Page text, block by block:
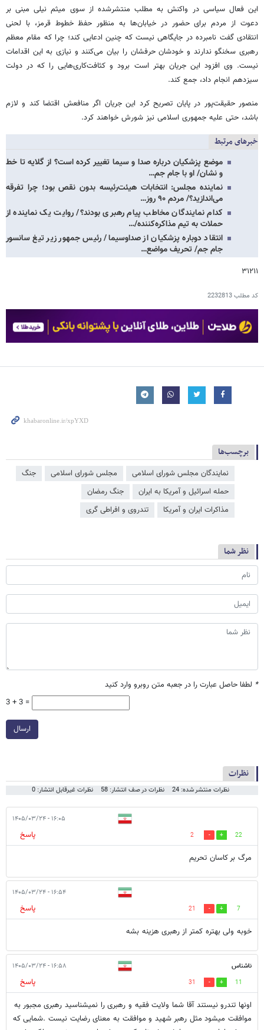
این فعال سیاسی در واکنش به مطلب منتشرشده از سوی میثم نیلی مبنی بر
دعوت از مردم برای حضور در خیابان‌ها به منظور حفظ خطوط قرمز، با لحنی
انتقادی گفت نامبرده در جایگاهی نیست که چنین ادعایی کند؛ چرا که مقام معظم
رهبری سخنگو ندارند و خودشان حرفشان را بیان می‌کنند و نیازی به این اقدامات
نیست. وی افزود این جریان بهتر است برود و کثافت‌کاری‌هایی را که در دولت
سیزدهم انجام داد، جمع کند.
منصور حقیقت‌پور در پایان تصریح کرد این جریان اگر منافعش اقتضا کند و لازم
باشد، حتی علیه جمهوری اسلامی نیز شورش خواهند کرد.
خبرهای مرتبط
موضع پزشکیان درباره صدا و سیما تغییر کرده است؟ از گلایه تا خط
و نشان/ او با جام جم…
نماینده مجلس: انتخابات هیئت‌رئیسه بدون نقص بود؛ چرا تفرقه
می‌اندازید؟/ مردم ۹۰ روز…
کدام نمایندگان مخاطب پیام رهبری بودند؟/ روایت یک نماینده از
حملات به تیم مذاکره‌کننده/…
انتقاد دوباره پزشکیان از صداوسیما/ رئیس جمهور زیر تیغ سانسور
جام جم/ تحریف مواضع…
۳۱۲۱۱
کد مطلب2232813
برچسب‌ها
نمایندگان مجلس شورای اسلامی مجلس شورای اسلامی
جنگ
حمله اسرائیل و آمریکا به ایران
جنگ رمضان
مذاکرات ایران و آمریکا
تندروی و افراطی گری
نظر شما
* لطفا حاصل عبارت را در جعبه متن روبرو وارد کنید
3 + 3 =
ارسال
نظرات
نظرات منتشر شده: 24 نظرات در صف انتشار: 58 نظرات غیرقابل انتشار: 0
۱۶:۰۵ - ۱۴۰۵/۰۳/۲۴
22
2
پاسخ
مرگ بر کاسان تحریم
۱۶:۵۴ - ۱۴۰۵/۰۳/۲۴
7
21
پاسخ
خوبه ولی بهتره کمتر از رهبری هزینه بشه
ناشناس ۱۶:۵۸ - ۱۴۰۵/۰۳/۲۴
11
31
پاسخ
اونها تندرو نیستند آقا شما ولایت فقیه و رهبری را نمیشناسید رهبری مجبور به
موافقت میشود مثل رهبر شهید و موافقت به معنای رضایت نیست .شمایی که